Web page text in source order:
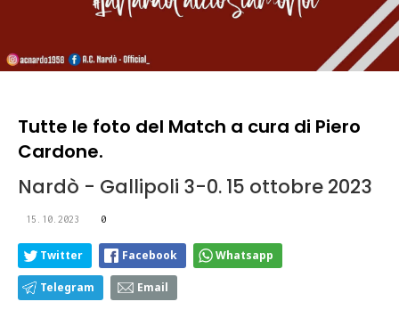
Tutte le foto del Match a cura di Piero
Cardone.
Nardò - Gallipoli 3-0. 15 ottobre 2023
15.10.2023 0
Twitter Facebook Whatsapp
Telegram Email